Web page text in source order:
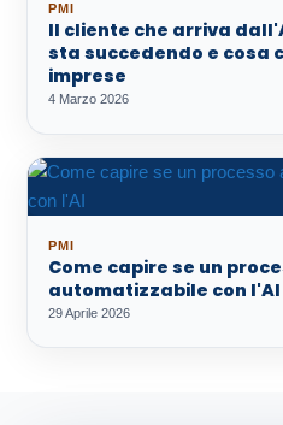
PMI
Il cliente che arriva
sta succedendo e cosa
imprese
4 Marzo 2026
PMI
Come capire se un
automatizzabile con l'AI
29 Aprile 2026